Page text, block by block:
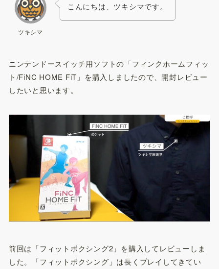
ツキシマ
こんにちは、ツキシマです。
ニンテンドースイッチ用ソフトの「フィンクホームフィッ
ト/FiNC HOME FiT」を購入しましたので、開封レビュー
したいと思います。
前回は「フィットボクシング2」を購入してレビューしま
した。「フィットボクシング」は長くプレイしてきてい